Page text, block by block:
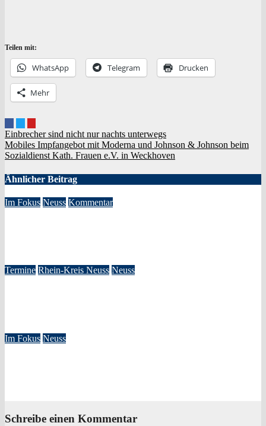
Teilen mit:
Whats­App Tele­gram Dru­cken
Mehr
Beitragsnavigation
Einbrecher sind nicht nur nachts unterwegs
Mobiles Impfangebot mit Moderna und Johnson & Johnson beim
Sozialdienst Kath. Frauen e.V. in Weckhoven
Ähnlicher Beitrag
Im Fokus Neuss Kommentar
Termine Rhein-Kreis Neuss Neuss
Im Fokus Neuss
Schreibe einen Kommentar